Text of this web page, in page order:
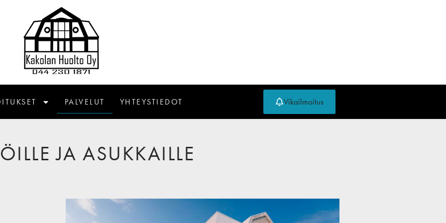
PALVELUT YHTEYSTIEDOT Vikailmoitus
JA ASUKKAILLE